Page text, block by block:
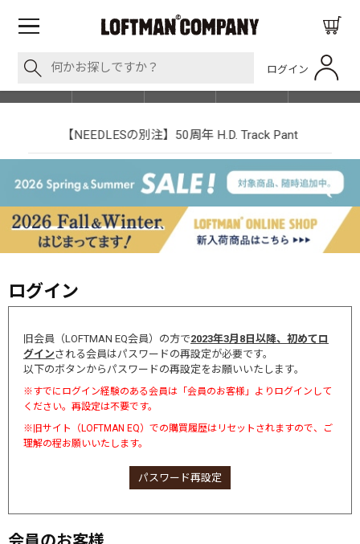
ログイン
SHOP LIST
【NEEDLESの別注】50周年 H.D. Track Pant
ログイン
旧会員（LOFTMAN EQ会員）の方で2023年3月8日以降、初めてロ
グインされる会員はパスワードの再設定が必要です。
以下のボタンからパスワードの再設定をお願いいたします。
※すでにログイン経験のある会員は「会員のお客様」よりログインして
ください。再設定は不要です。
※旧サイト（LOFTMAN EQ）での購買履歴はリセットされますので、ご
理解の程お願いいたします。
パスワード再設定